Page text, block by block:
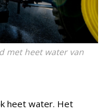
met heet water van
heet water. Het